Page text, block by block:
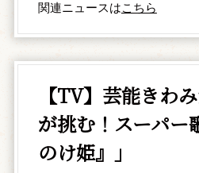
関連ニュースはこちら
【TV】芸能きわ
が挑む！スーパー
のけ姫』」